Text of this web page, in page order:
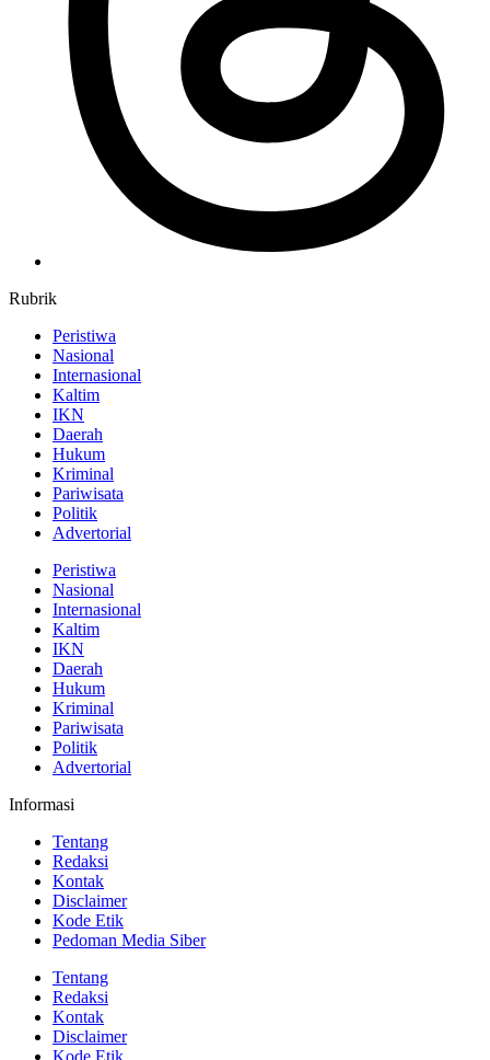
Rubrik
Peristiwa
Nasional
Internasional
Kaltim
IKN
Daerah
Hukum
Kriminal
Pariwisata
Politik
Advertorial
Peristiwa
Nasional
Internasional
Kaltim
IKN
Daerah
Hukum
Kriminal
Pariwisata
Politik
Advertorial
Informasi
Tentang
Redaksi
Kontak
Disclaimer
Kode Etik
Pedoman Media Siber
Tentang
Redaksi
Kontak
Disclaimer
Kode Etik